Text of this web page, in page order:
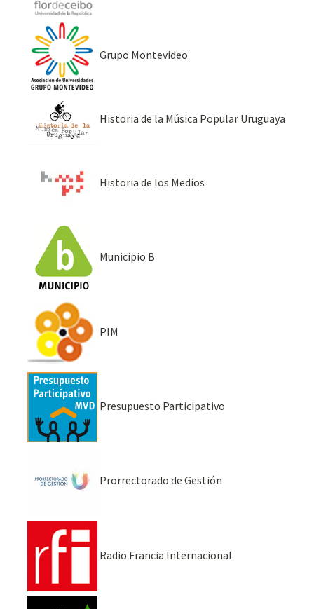
Grupo Montevideo
Historia de la Música Popular Uruguaya
Historia de los Medios
Municipio B
PIM
Presupuesto Participativo
Prorrectorado de Gestión
Radio Francia Internacional